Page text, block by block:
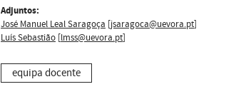
Adjuntos:
José Manuel Leal Saragoça [jsaragoca@uevora.pt]
Luís Sebastião [lmss@uevora.pt]
equipa docente